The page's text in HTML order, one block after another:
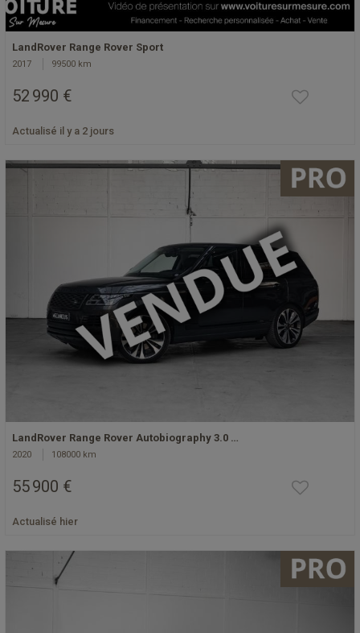
LandRover Range Rover Sport
2017 99500 km
52 990 €
Actualisé il y a 2 jours
LandRover Range Rover Autobiography 3.0 …
2020 108000 km
55 900 €
Actualisé hier